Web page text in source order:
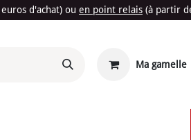
d'achat) ou en point relais (à partir
Ma gamelle